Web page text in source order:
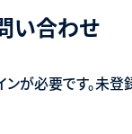
い合わせ
が必要です。未